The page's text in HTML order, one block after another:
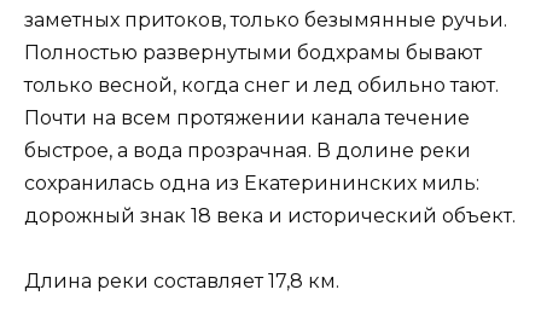
заметных притоков, только безымянные ручьи.
Полностью развернутыми бодхрамы бывают
только весной, когда снег и лед обильно тают.
Почти на всем протяжении канала течение
быстрое, а вода прозрачная. В долине реки
сохранилась одна из Екатерининских миль:
дорожный знак 18 века и исторический объект.
Длина реки составляет 17,8 км.